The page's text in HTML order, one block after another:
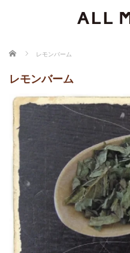
ホーム レモンバーム
レモンバーム